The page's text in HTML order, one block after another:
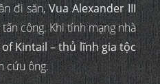
đi săn,Vua Alexander III
công. Khi tính mạng nhà
Kintail – thủ lĩnh gia tộc
cứu ông.